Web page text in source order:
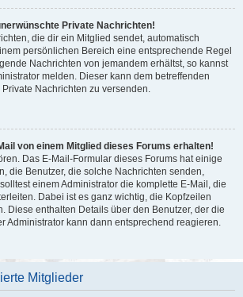
Private Nachrichten!
die dir ein Mitglied sendet, automatisch
persönlichen Bereich eine entsprechende Regel
Nachrichten von jemandem erhältst, so kannst
melden. Dieser kann dem betreffenden
Nachrichten zu versenden.
von einem Mitglied dieses Forums erhalten!
Das E-Mail-Formular dieses Forums hat einige
die Benutzer, die solche Nachrichten senden,
einem Administrator die komplette E-Mail, die
Dabei ist es ganz wichtig, die Kopfzeilen
Diese enthalten Details über den Benutzer, der die
Administrator kann dann entsprechend reagieren.
Mitglieder